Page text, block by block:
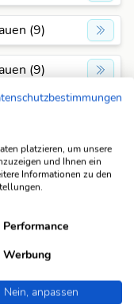
(9)
(9)
(9)
(9)
(9)
platzieren, um unsere
und Ihnen ein
Informationen zu den
Performance
Werbung
Nein, anpassen